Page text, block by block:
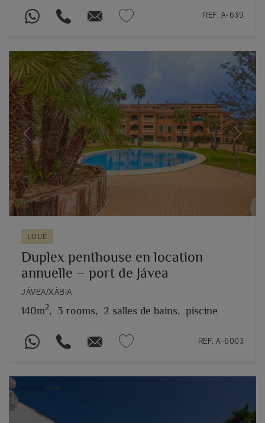
REF. A-639
Previous Next
LOUÉ
Duplex penthouse en location
annuelle – port de Jávea
JÁVEA/XÀBIA
140m2, 3 rooms, 2 salles de bains, piscine
REF. A-6003